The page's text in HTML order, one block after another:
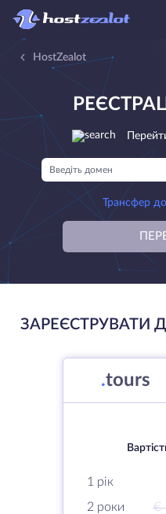
HostZealot
Трансфер
ЗАРЕЄСТРУВАТИ
.tours
1 рік
2 роки
€